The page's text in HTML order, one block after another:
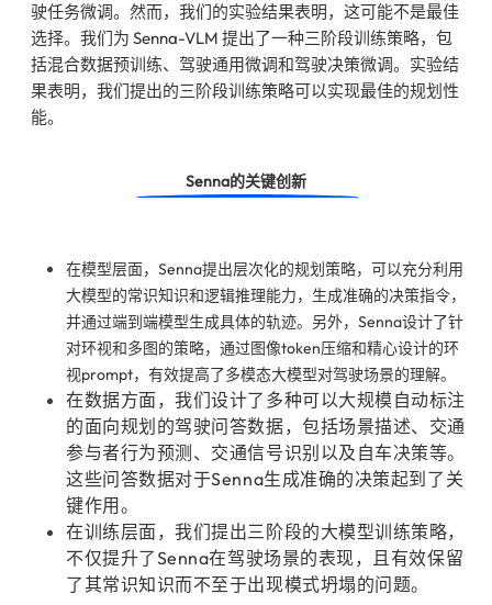
驶任务微调。然而，我们的实验结果表明，这可能不是最佳
选择。我们为 Senna-VLM 提出了一种三阶段训练策略，包
括混合数据预训练、驾驶通用微调和驾驶决策微调。实验结
果表明，我们提出的三阶段训练策略可以实现最佳的规划性
能。
Senna的关键创新
在模型层面，Senna提出层次化的规划策略，可以充分利用
大模型的常识知识和逻辑推理能力，生成准确的决策指令，
并通过端到端模型生成具体的轨迹。另外，Senna设计了针
对环视和多图的策略，通过图像token压缩和精心设计的环
视prompt，有效提高了多模态大模型对驾驶场景的理解。
在数据方面，我们设计了多种可以大规模自动标注
的面向规划的驾驶问答数据，包括场景描述、交通
参与者行为预测、交通信号识别以及自车决策等。
这些问答数据对于Senna生成准确的决策起到了关
键作用。
在训练层面，我们提出三阶段的大模型训练策略，
不仅提升了Senna在驾驶场景的表现，且有效保留
了其常识知识而不至于出现模式坍塌的问题。